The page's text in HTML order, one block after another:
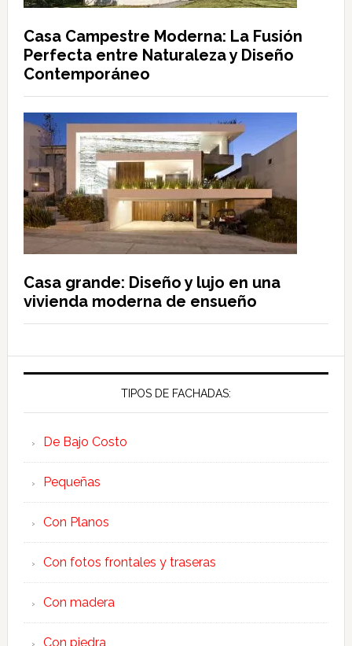
Casa Campestre Moderna: La Fusión
Perfecta entre Naturaleza y Diseño
Contemporáneo
Casa grande: Diseño y lujo en una
vivienda moderna de ensueño
TIPOS DE FACHADAS:
De Bajo Costo
Pequeñas
Con Planos
Con fotos frontales y traseras
Con madera
Con piedra